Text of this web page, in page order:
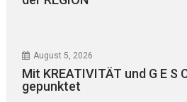
August 5, 2026
Mit KREATIVITÄT und G E S
gepunktet